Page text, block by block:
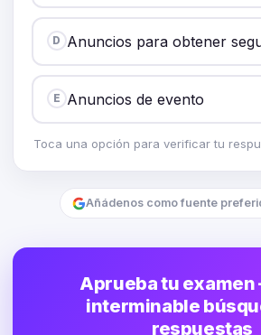
D Anuncios para obtener
E Anuncios de evento
Toca una opción para verificar tu
Añádenos como fuente
Aprueba tu examen
interminable
respuestas